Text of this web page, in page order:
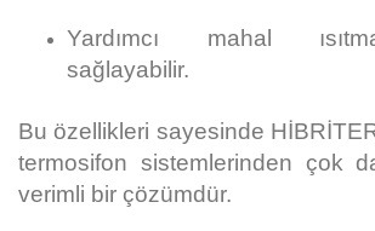
Yardımcı mahal
sağlayabilir.
Bu özellikleri sayesinde
termosifon sistemlerinden çok
verimli bir çözümdür.